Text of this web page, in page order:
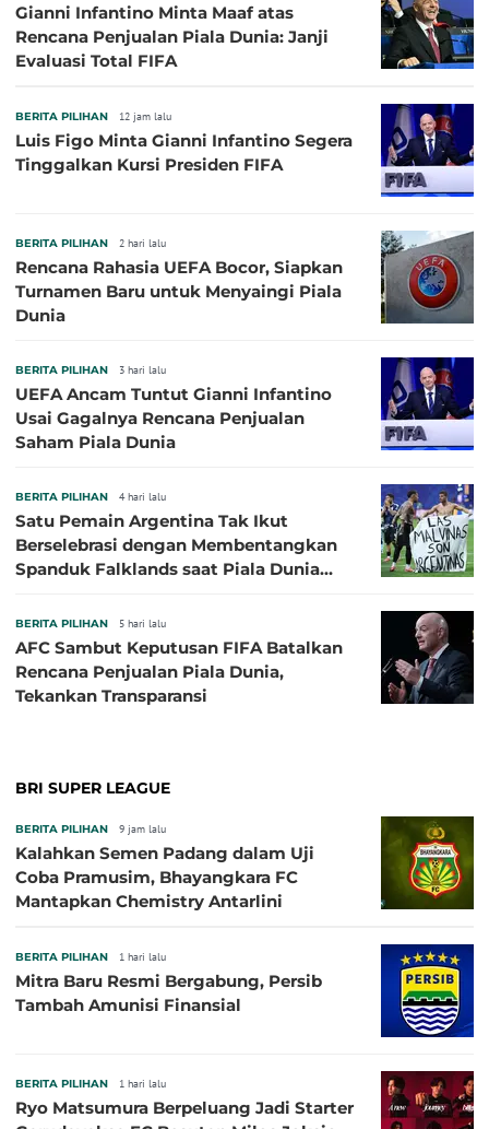
Gianni Infantino Minta Maaf atas
Rencana Penjualan Piala Dunia: Janji
Evaluasi Total FIFA
BERITA PILIHAN 12 jam lalu
Luis Figo Minta Gianni Infantino Segera
Tinggalkan Kursi Presiden FIFA
BERITA PILIHAN 2 hari lalu
Rencana Rahasia UEFA Bocor, Siapkan
Turnamen Baru untuk Menyaingi Piala
Dunia
BERITA PILIHAN 3 hari lalu
UEFA Ancam Tuntut Gianni Infantino
Usai Gagalnya Rencana Penjualan
Saham Piala Dunia
BERITA PILIHAN 4 hari lalu
Satu Pemain Argentina Tak Ikut
Berselebrasi dengan Membentangkan
Spanduk Falklands saat Piala Dunia
BERITA PILIHAN 5 hari lalu
AFC Sambut Keputusan FIFA Batalkan
Rencana Penjualan Piala Dunia,
Tekankan Transparansi
BRI SUPER LEAGUE
BERITA PILIHAN 9 jam lalu
Kalahkan Semen Padang dalam Uji
Coba Pramusim, Bhayangkara FC
Mantapkan Chemistry Antarlini
BERITA PILIHAN 1 hari lalu
Mitra Baru Resmi Bergabung, Persib
Tambah Amunisi Finansial
BERITA PILIHAN 1 hari lalu
Ryo Matsumura Berpeluang Jadi Starter